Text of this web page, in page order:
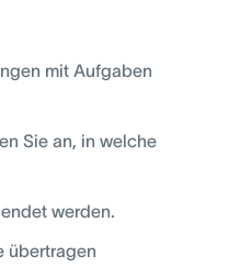
mit Aufgaben
Sie an, in welche
werden.
übertragen